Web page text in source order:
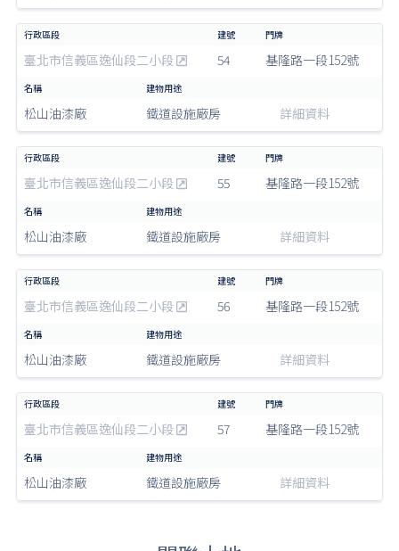
臺北市信義區逸仙段二小段 54 基隆路一段152號
松山油漆廠 鐵道設施廠房 詳細資料
臺北市信義區逸仙段二小段 55 基隆路一段152號
松山油漆廠 鐵道設施廠房 詳細資料
臺北市信義區逸仙段二小段 56 基隆路一段152號
松山油漆廠 鐵道設施廠房 詳細資料
臺北市信義區逸仙段二小段 57 基隆路一段152號
松山油漆廠 鐵道設施廠房 詳細資料